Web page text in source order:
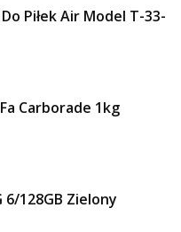
Piłek Air Model T-33-
Carborade 1kg
6/128GB Zielony